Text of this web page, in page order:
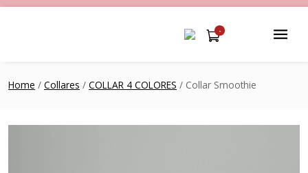
-
Home / Collares / COLLAR 4 COLORES / Collar Smoothie